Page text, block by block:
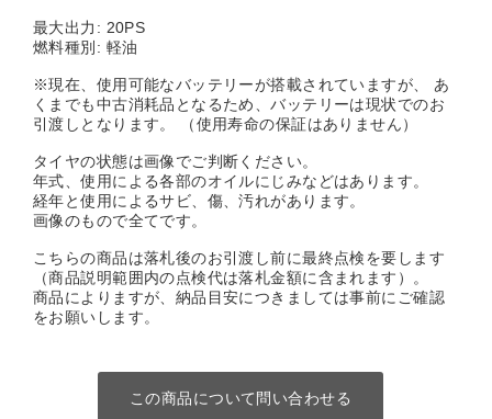
最大出力: 20PS
燃料種別: 軽油
※現在、使用可能なバッテリーが搭載されていますが、 あ
くまでも中古消耗品となるため、バッテリーは現状でのお
引渡しとなります。 （使用寿命の保証はありません）
タイヤの状態は画像でご判断ください。
年式、使用による各部のオイルにじみなどはあります。
経年と使用によるサビ、傷、汚れがあります。
画像のもので全てです。
こちらの商品は落札後のお引渡し前に最終点検を要します
（商品説明範囲内の点検代は落札金額に含まれます）。
商品によりますが、納品目安につきましては事前にご確認
をお願いします。
この商品について問い合わせる